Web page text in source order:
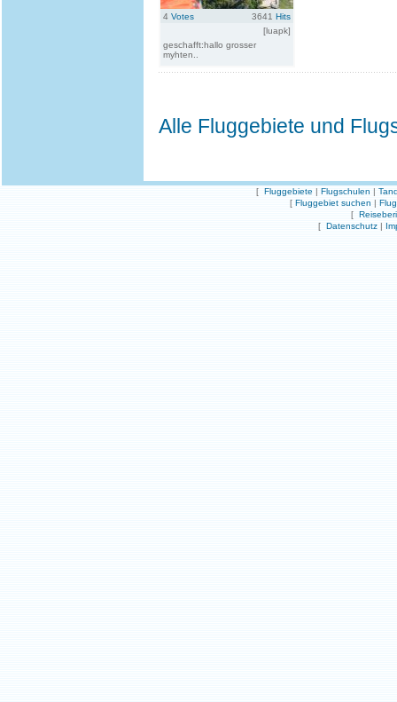
4 Votes 3641 Hits
[luapk]
geschafft:hallo grosser
myhten..
Alle Fluggebiete und
[ Fluggebiete | Flugschulen |
[ Fluggebiet suchen |
[
[ Datenschutz |